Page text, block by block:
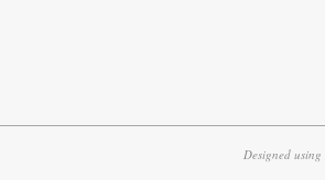
Designed using